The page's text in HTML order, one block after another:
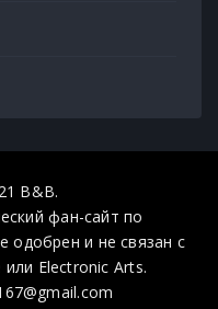
B&B.
фан-сайт по
одобрен и не связан с
Electronic Arts.